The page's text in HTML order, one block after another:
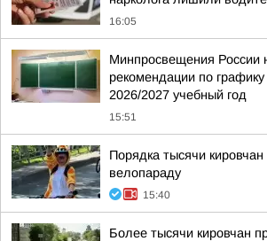
16:05
Минпросвещения России
рекомендации по графику
2026/2027 учебный год
15:51
Порядка тысячи
велопараду
15:40
Более тысячи кировчан